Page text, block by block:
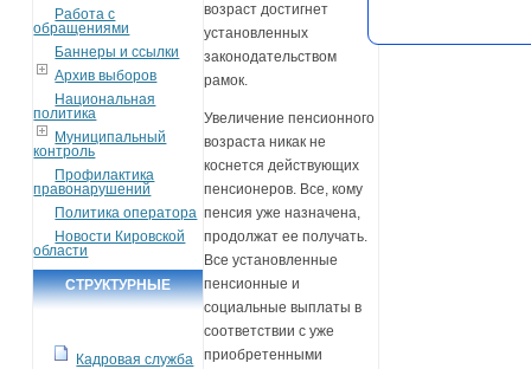
Работа с
обращениями
Баннеры и ссылки
Архив выборов
Национальная
политика
Муниципальный
контроль
Профилактика
правонарушений
Политика оператора
Новости Кировской
области
СТРУКТУРНЫЕ
Кадровая служба
возраст достигнет
установленных
законодательством
рамок.
Увеличение пенсионного
возраста никак не
коснется действующих
пенсионеров. Все, кому
пенсия уже назначена,
продолжат ее получать.
Все установленные
пенсионные и
социальные выплаты в
соответствии с уже
приобретенными